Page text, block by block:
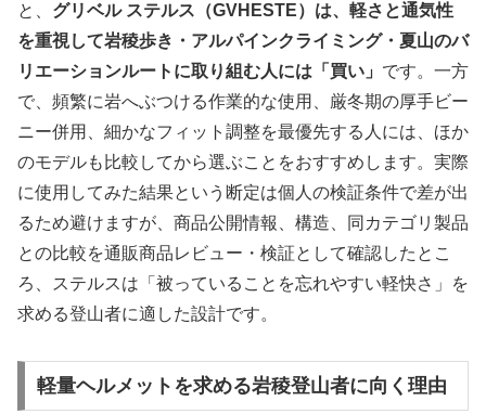
と、 グリベル ステルス（GVHESTE）は、軽さと通気性
を重視して岩稜歩き・アルパインクライミング・夏山のバ
リエーションルートに取り組む人には「買い」 です。一方
で、頻繁に岩へぶつける作業的な使用、厳冬期の厚手ビー
ニー併用、細かなフィット調整を最優先する人には、ほか
のモデルも比較してから選ぶことをおすすめします。実際
に使用してみた結果という断定は個人の検証条件で差が出
るため避けますが、商品公開情報、構造、同カテゴリ製品
との比較を通販商品レビュー・検証として確認したとこ
ろ、ステルスは「被っていることを忘れやすい軽快さ」を
求める登山者に適した設計です。
軽量ヘルメットを求める岩稜登山者に向く理由